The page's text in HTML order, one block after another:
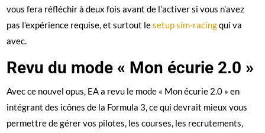
vous fera réfléchir à deux fois avant de l’activer si vous n’avez
pas l’expérience requise, et surtout lesetup sim-racingqui va
avec.
Revu du mode « Mon écurie 2.0 »
Avec ce nouvel opus, EA a revu le mode « Mon écurie 2.0 » en
intégrant des icônes de la Formula 3, ce qui devrait mieux vous
permettre de gérer vos pilotes, les courses, les recrutements,